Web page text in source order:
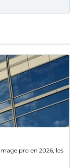
pro en 2026, les